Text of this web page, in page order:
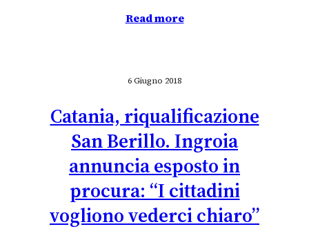
Read more
6 Giugno 2018
Catania, riqualificazione
San Berillo. Ingroia
annuncia esposto in
procura: “I cittadini
vogliono vederci chiaro”